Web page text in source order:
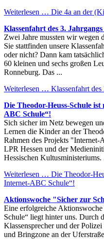
Weiterlesen … Die 4a an der
Klassenfahrt des 3.
Zwei Jahre mussten wir wegen
Sie stattfinden unsere
oder nicht? Dann kam
60 kleinen und sechs großen
Ronneburg. Das ...
Weiterlesen … Klassenfahrt
Die Theodor-Heuss-Schule
ABC Schule“!
Sich sicher im Netz bewegen
Lernen die Kinder an der
Rahmen des Projekts
LPR Hessen und der
Hessischen Kultusministeriums.
Weiterlesen … Die Theodor-
Internet-ABC Schule“!
Aktionswoche "Sicher zur
Eine erfolgreiche
Schule“ liegt hinter uns. Durch
Klassensprecher und der
und Bringzone an der